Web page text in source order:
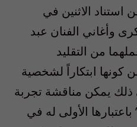
استناد الاثنين في
وأغاني الفنان عبد
من التقليد
كونها ابتكاراً لشخصية
ذلك يمكن مناقشة تجربة
الأولى له في